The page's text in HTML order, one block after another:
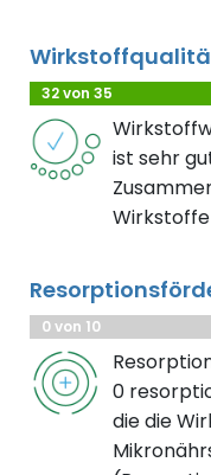
32 von 35
ist sehr
0 von 10
0
die die